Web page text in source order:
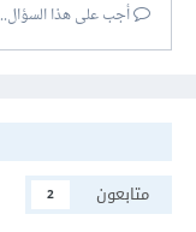
أجب على هذا السؤال...
متابعون
2